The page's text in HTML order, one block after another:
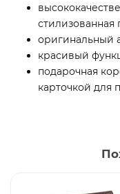
стилизованная
оригинальный
красивый
подарочная
карточкой для